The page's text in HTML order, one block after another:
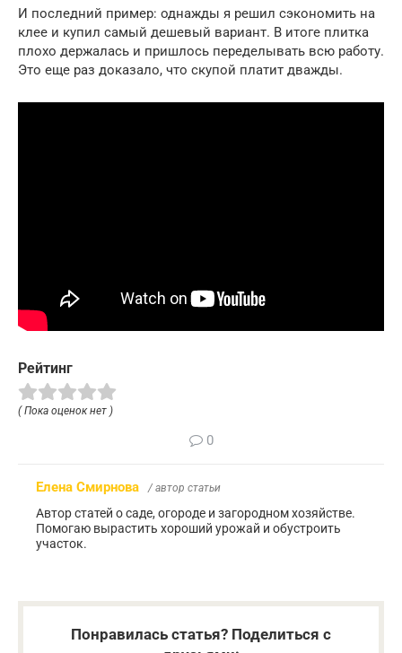
И последний пример: однажды я решил сэкономить на
клее и купил самый дешевый вариант. В итоге плитка
плохо держалась и пришлось переделывать всю работу.
Это еще раз доказало, что скупой платит дважды.
Рейтинг
( Пока оценок нет )
0
Елена Смирнова / автор статьи
Автор статей о саде, огороде и загородном хозяйстве.
Помогаю вырастить хороший урожай и обустроить
участок.
Понравилась статья? Поделиться с